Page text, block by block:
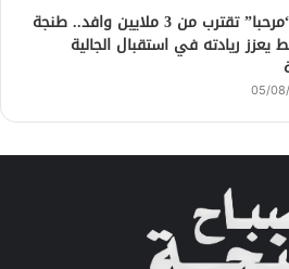
عملية “مرحبا” تقترب من 3 ملايين وافد.. طنجة
يعزز ريادته في استقبال الجالية
05/